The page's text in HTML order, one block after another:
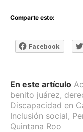
Comparte esto:
Facebook
En este artículo
benito juárez,
Discapacidad en
Inclusión social,
Quintana Roo